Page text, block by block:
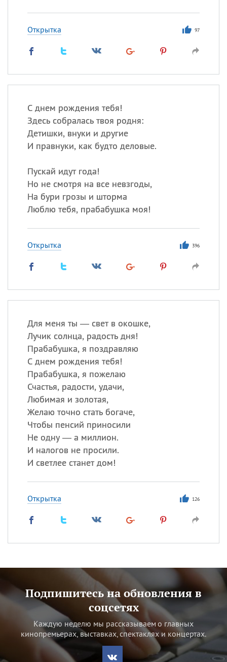
Открытка 97
С днем рождения тебя!
Здесь собралась твоя родня:
Детишки, внуки и другие
И правнуки, как будто деловые.
Пускай идут года!
Но не смотря на все невзгоды,
На бури грозы и шторма
Люблю тебя, прабабушка моя!
Открытка 396
Для меня ты — свет в окошке,
Лучик солнца, радость дня!
Прабабушка, я поздравляю
С днем рождения тебя!
Прабабушка, я пожелаю
Счастья, радости, удачи,
Любимая и золотая,
Желаю точно стать богаче,
Чтобы пенсий приносили
Не одну — а миллион.
И налогов не просили.
И светлее станет дом!
Открытка 126
Подпишитесь на обновления в
соцсетях
Каждую неделю мы рассказываем о главных
кинопремьерах, выставках, спектаклях и концертах.